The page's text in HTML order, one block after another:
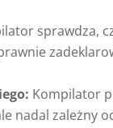
sprawdza,
Kompilator
nadal zależny